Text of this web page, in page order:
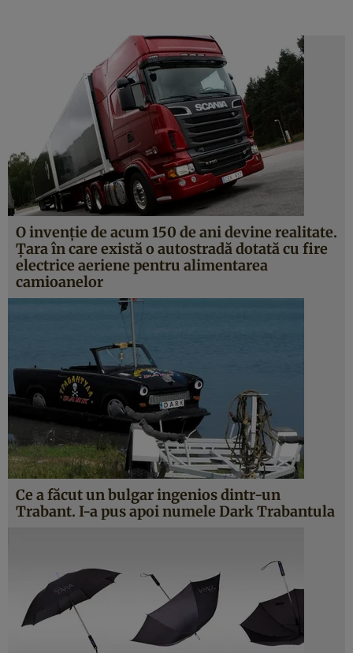
O invenţie de acum 150 de ani devine realitate.
Ţara în care există o autostradă dotată cu fire
electrice aeriene pentru alimentarea
camioanelor
Ce a făcut un bulgar ingenios dintr-un
Trabant. I-a pus apoi numele Dark Trabantula